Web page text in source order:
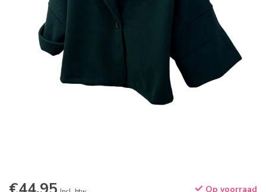
Op voorraad